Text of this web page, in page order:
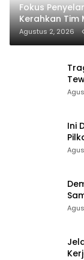
Fokus
Kerahkan Tim
Kalianget
Agustus 2, 2026
Ini
ke